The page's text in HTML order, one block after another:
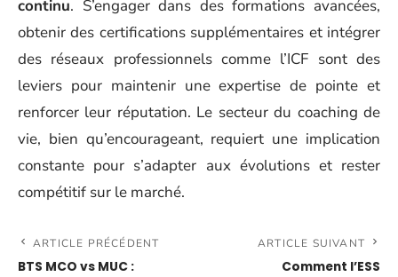
continu. S’engager dans des formations avancées,
obtenir des certifications supplémentaires et intégrer
des réseaux professionnels comme l’ICF sont des
leviers pour maintenir une expertise de pointe et
renforcer leur réputation. Le secteur du coaching de
vie, bien qu’encourageant, requiert une implication
constante pour s’adapter aux évolutions et rester
compétitif sur le marché.
ARTICLE PRÉCÉDENT
BTS MCO vs MUC :
ARTICLE SUIVANT
Comment l’ESS